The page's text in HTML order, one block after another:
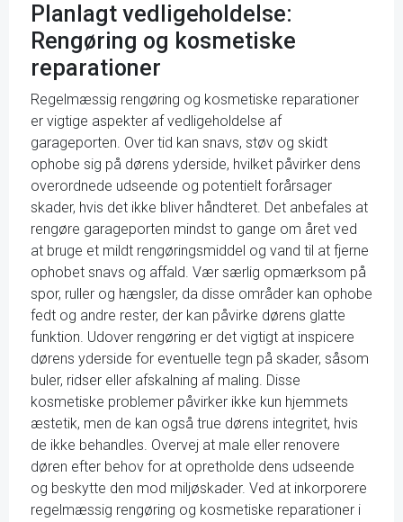
Planlagt vedligeholdelse:
Rengøring og kosmetiske
reparationer
Regelmæssig rengøring og kosmetiske reparationer
er vigtige aspekter af vedligeholdelse af
garageporten. Over tid kan snavs, støv og skidt
ophobe sig på dørens yderside, hvilket påvirker dens
overordnede udseende og potentielt forårsager
skader, hvis det ikke bliver håndteret. Det anbefales at
rengøre garageporten mindst to gange om året ved
at bruge et mildt rengøringsmiddel og vand til at fjerne
ophobet snavs og affald. Vær særlig opmærksom på
spor, ruller og hængsler, da disse områder kan ophobe
fedt og andre rester, der kan påvirke dørens glatte
funktion. Udover rengøring er det vigtigt at inspicere
dørens yderside for eventuelle tegn på skader, såsom
buler, ridser eller afskalning af maling. Disse
kosmetiske problemer påvirker ikke kun hjemmets
æstetik, men de kan også true dørens integritet, hvis
de ikke behandles. Overvej at male eller renovere
døren efter behov for at opretholde dens udseende
og beskytte den mod miljøskader. Ved at inkorporere
regelmæssig rengøring og kosmetiske reparationer i